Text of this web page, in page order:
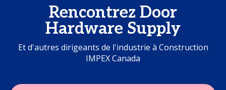
Rencontrez Door
Hardware Supply
Et d'autres dirigeants de l'industrie à Construction
IMPEX Canada